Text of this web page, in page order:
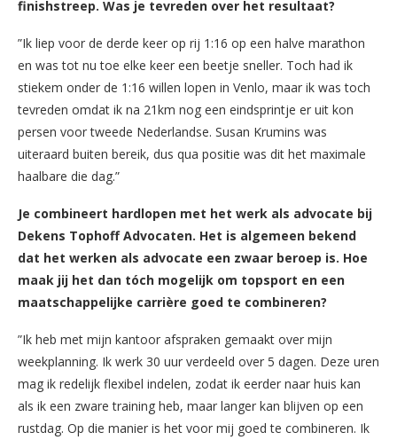
finishstreep. Was je tevreden over het resultaat?
”Ik liep voor de derde keer op rij 1:16 op een halve marathon
en was tot nu toe elke keer een beetje sneller. Toch had ik
stiekem onder de 1:16 willen lopen in Venlo, maar ik was toch
tevreden omdat ik na 21km nog een eindsprintje er uit kon
persen voor tweede Nederlandse. Susan Krumins was
uiteraard buiten bereik, dus qua positie was dit het maximale
haalbare die dag.”
Je combineert hardlopen met het werk als advocate bij
Dekens Tophoff Advocaten. Het is algemeen bekend
dat het werken als advocate een zwaar beroep is. Hoe
maak jij het dan tóch mogelijk om topsport en een
maatschappelijke carrière goed te combineren?
”Ik heb met mijn kantoor afspraken gemaakt over mijn
weekplanning. Ik werk 30 uur verdeeld over 5 dagen. Deze uren
mag ik redelijk flexibel indelen, zodat ik eerder naar huis kan
als ik een zware training heb, maar langer kan blijven op een
rustdag. Op die manier is het voor mij goed te combineren. Ik